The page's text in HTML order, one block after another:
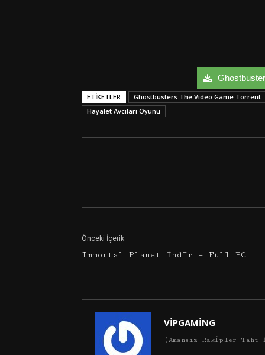
ETIKETLER
Ghostbusters The Video Game Torrent
Hayalet Avcıları Oyunu
Önceki İçerik
Immortal Planet İndir – Full PC
VİPGAMİNG
(Amansız Rakipler Taht